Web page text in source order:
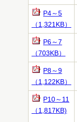
P4～5
（1,321KB）
P6～7
（703KB）
P8～9
（1,122KB）
P10～11
（1,817KB)